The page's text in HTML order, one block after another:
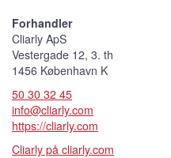
Forhandler
Cliarly ApS
Vestergade 12, 3. th
1456 København K
50 30 32 45
info@cliarly.com
https://cliarly.com
Cliarly på cliarly.com